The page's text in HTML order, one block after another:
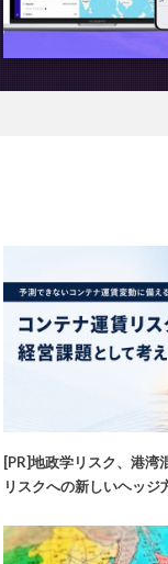
[PR]地政学リスク、港
リスクへの新しいヘッジ